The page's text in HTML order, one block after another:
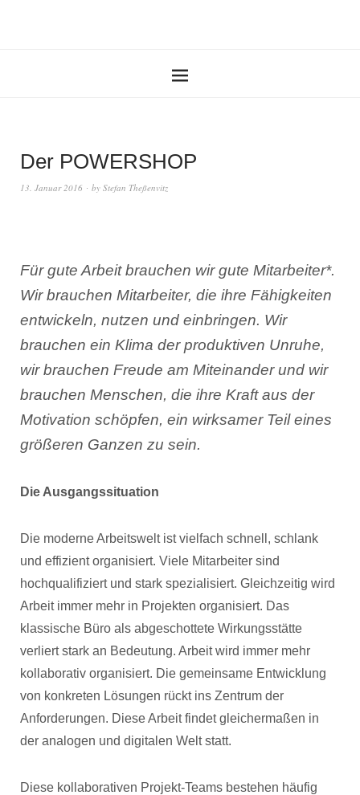
Der POWERSHOP
13. Januar 2016 by Stefan Theßenvitz
Für gute Arbeit brauchen wir gute Mitarbeiter*.
Wir brauchen Mitarbeiter, die ihre Fähigkeiten
entwickeln, nutzen und einbringen. Wir
brauchen ein Klima der produktiven Unruhe,
wir brauchen Freude am Miteinander und wir
brauchen Menschen, die ihre Kraft aus der
Motivation schöpfen, ein wirksamer Teil eines
größeren Ganzen zu sein.
Die Ausgangssituation
Die moderne Arbeitswelt ist vielfach schnell, schlank
und effizient organisiert. Viele Mitarbeiter sind
hochqualifiziert und stark spezialisiert. Gleichzeitig wird
Arbeit immer mehr in Projekten organisiert. Das
klassische Büro als abgeschottete Wirkungsstätte
verliert stark an Bedeutung. Arbeit wird immer mehr
kollaborativ organisiert. Die gemeinsame Entwicklung
von konkreten Lösungen rückt ins Zentrum der
Anforderungen. Diese Arbeit findet gleichermaßen in
der analogen und digitalen Welt statt.
Diese kollaborativen Projekt-Teams bestehen häufig